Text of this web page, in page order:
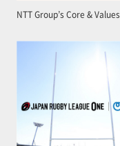
NTT Group’s Core & Values